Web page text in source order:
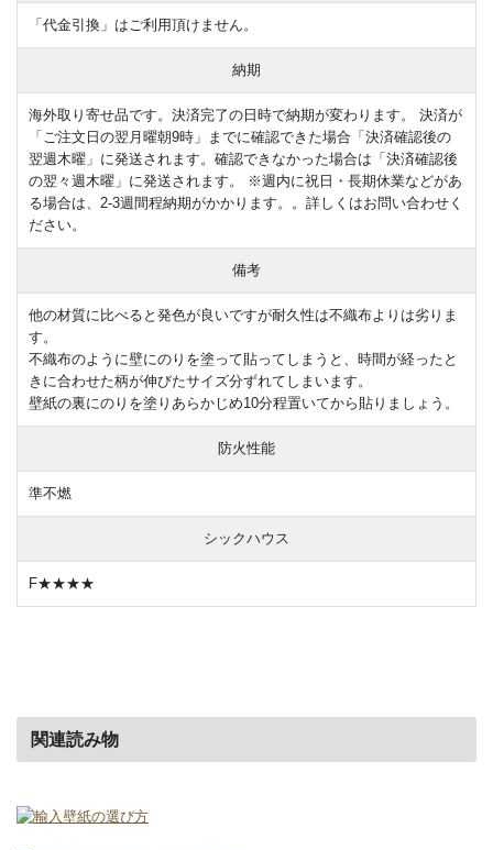
「代金引換」はご利用頂けません。
納期
海外取り寄せ品です。決済完了の日時で納期が変わります。 決済が
「ご注文日の翌月曜朝9時」までに確認できた場合「決済確認後の
翌週木曜」に発送されます。確認できなかった場合は「決済確認後
の翌々週木曜」に発送されます。 ※週内に祝日・長期休業などがあ
る場合は、2-3週間程納期がかかります。。詳しくはお問い合わせく
ださい。
備考
他の材質に比べると発色が良いですが耐久性は不織布よりは劣りま
す。
不織布のように壁にのりを塗って貼ってしまうと、時間が経ったと
きに合わせた柄が伸びたサイズ分ずれてしまいます。
壁紙の裏にのりを塗りあらかじめ10分程置いてから貼りましょう。
防火性能
準不燃
シックハウス
F★★★★
関連読み物